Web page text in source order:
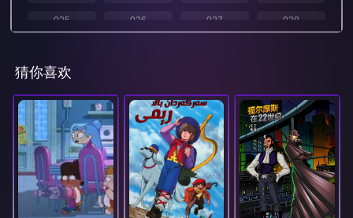
025 026 027 028
033
037 038 039 040
041 042 043 044
045 046 047 048
049 050 051 052
053 054 055 056
猜你喜欢